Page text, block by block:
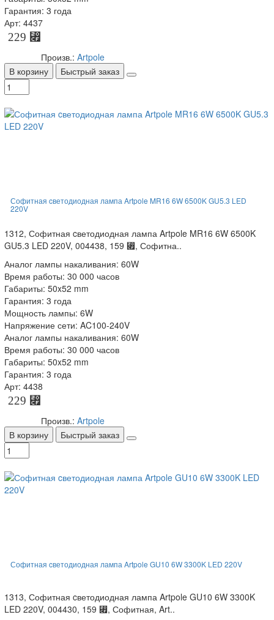
Гарантия: 3 года
Арт: 4437
229 ⃏
Произв.: Artpole
В корзину
Быстрый заказ
Софитная cветодиодная лампа Artpole MR16 6W 6500K GU5.3 LED
220V
1312, Софитная cветодиодная лампа Artpole MR16 6W 6500K
GU5.3 LED 220V, 004438, 159 ⃏, Софитна..
Аналог лампы накаливания: 60W
Время работы: 30 000 часов
Габариты: 50x52 mm
Гарантия: 3 года
Мощность лампы: 6W
Напряжение сети: AC100-240V
Аналог лампы накаливания: 60W
Время работы: 30 000 часов
Габариты: 50x52 mm
Гарантия: 3 года
Арт: 4438
229 ⃏
Произв.: Artpole
В корзину
Быстрый заказ
Софитная cветодиодная лампа Artpole GU10 6W 3300K LED 220V
1313, Софитная cветодиодная лампа Artpole GU10 6W 3300K
LED 220V, 004430, 159 ⃏, Софитная, Art..